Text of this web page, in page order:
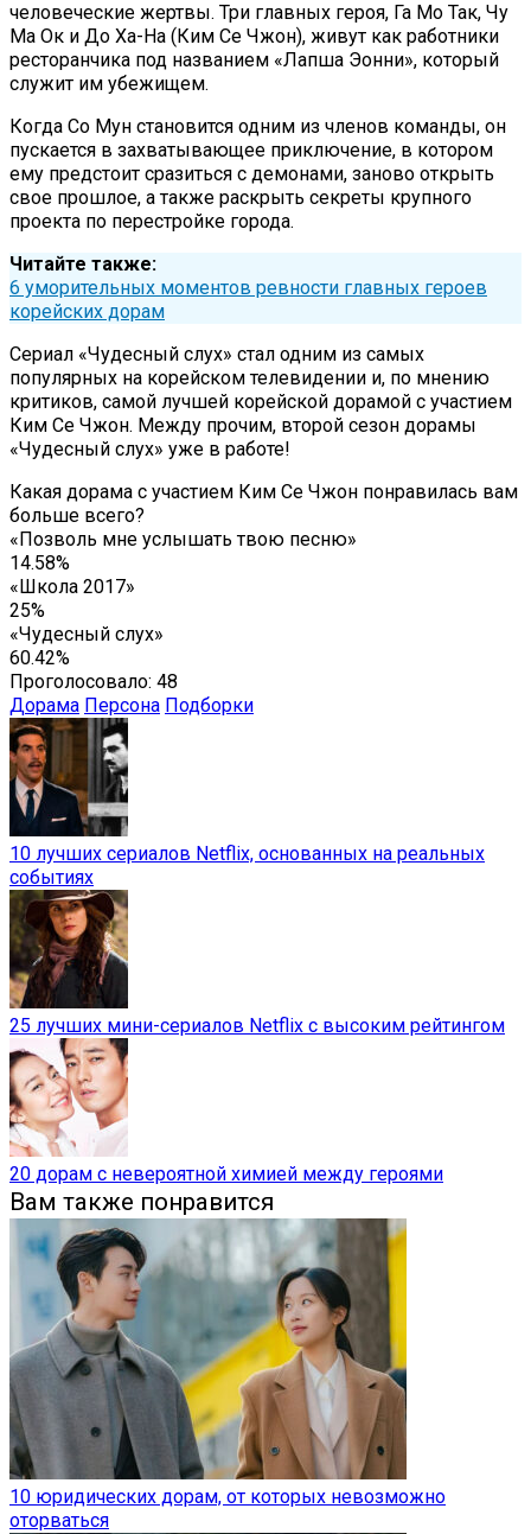
человеческие жертвы. Три главных героя, Га Мо Так, Чу
Ма Ок и До Ха-На (Ким Се Чжон), живут как работники
ресторанчика под названием «Лапша Эонни», который
служит им убежищем.
Когда Со Мун становится одним из членов команды, он
пускается в захватывающее приключение, в котором
ему предстоит сразиться с демонами, заново открыть
свое прошлое, а также раскрыть секреты крупного
проекта по перестройке города.
Читайте также:
6 уморительных моментов ревности главных героев
корейских дорам
Сериал «Чудесный слух» стал одним из самых
популярных на корейском телевидении и, по мнению
критиков, самой лучшей корейской дорамой с участием
Ким Се Чжон. Между прочим, второй сезон дорамы
«Чудесный слух» уже в работе!
Какая дорама с участием Ким Се Чжон понравилась вам
больше всего?
«Позволь мне услышать твою песню»
14.58%
«Школа 2017»
25%
«Чудесный слух»
60.42%
Проголосовало: 48
Дорама Персона Подборки
10 лучших сериалов Netflix, основанных на реальных
событиях
25 лучших мини-сериалов Netflix с высоким рейтингом
20 дорам с невероятной химией между героями
Вам также понравится
10 юридических дорам, от которых невозможно
оторваться